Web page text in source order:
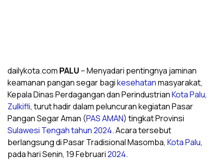
dailykota.com PALU – Menyadari pentingnya jaminan
keamanan pangan segar bagikesehatanmasyarakat,
Kepala Dinas Perdagangan dan PerindustrianKota Palu,
Zulkifli, turut hadir dalam peluncuran kegiatan Pasar
Pangan Segar Aman (PAS AMAN) tingkat Provinsi
Sulawesi Tengahtahun 2024. Acara tersebut
berlangsung di Pasar Tradisional Masomba, Kota Palu,
pada hari Senin, 19 Februari2024.